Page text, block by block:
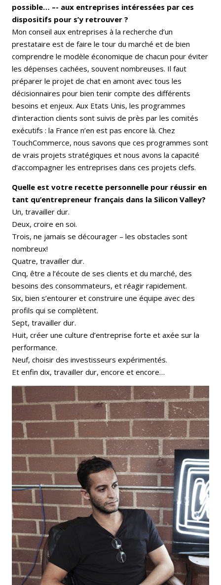
possible… –- aux entreprises intéressées par ces
dispositifs pour s’y retrouver ?
Mon conseil aux entreprises à la recherche d’un
prestataire est de faire le tour du marché et de bien
comprendre le modèle économique de chacun pour éviter
les dépenses cachées, souvent nombreuses. Il faut
préparer le projet de chat en amont avec tous les
décisionnaires pour bien tenir compte des différents
besoins et enjeux. Aux Etats Unis, les programmes
d’interaction clients sont suivis de près par les comités
exécutifs : la France n’en est pas encore là. Chez
TouchCommerce, nous savons que ces programmes sont
de vrais projets stratégiques et nous avons la capacité
d’accompagner les entreprises dans ces projets clefs.
Quelle est votre recette personnelle pour réussir en
tant qu’entrepreneur français dans la Silicon Valley?
Un, travailler dur.
Deux, croire en soi.
Trois, ne jamais se décourager – les obstacles sont
nombreux!
Quatre, travailler dur.
Cinq, être a l’écoute de ses clients et du marché, des
besoins des consommateurs, et réagir rapidement.
Six, bien s’entourer et construire une équipe avec des
profils qui se complètent.
Sept, travailler dur.
Huit, créer une culture d’entreprise forte et axée sur la
performance.
Neuf, choisir des investisseurs expérimentés.
Et enfin dix, travailler dur, encore et encore…